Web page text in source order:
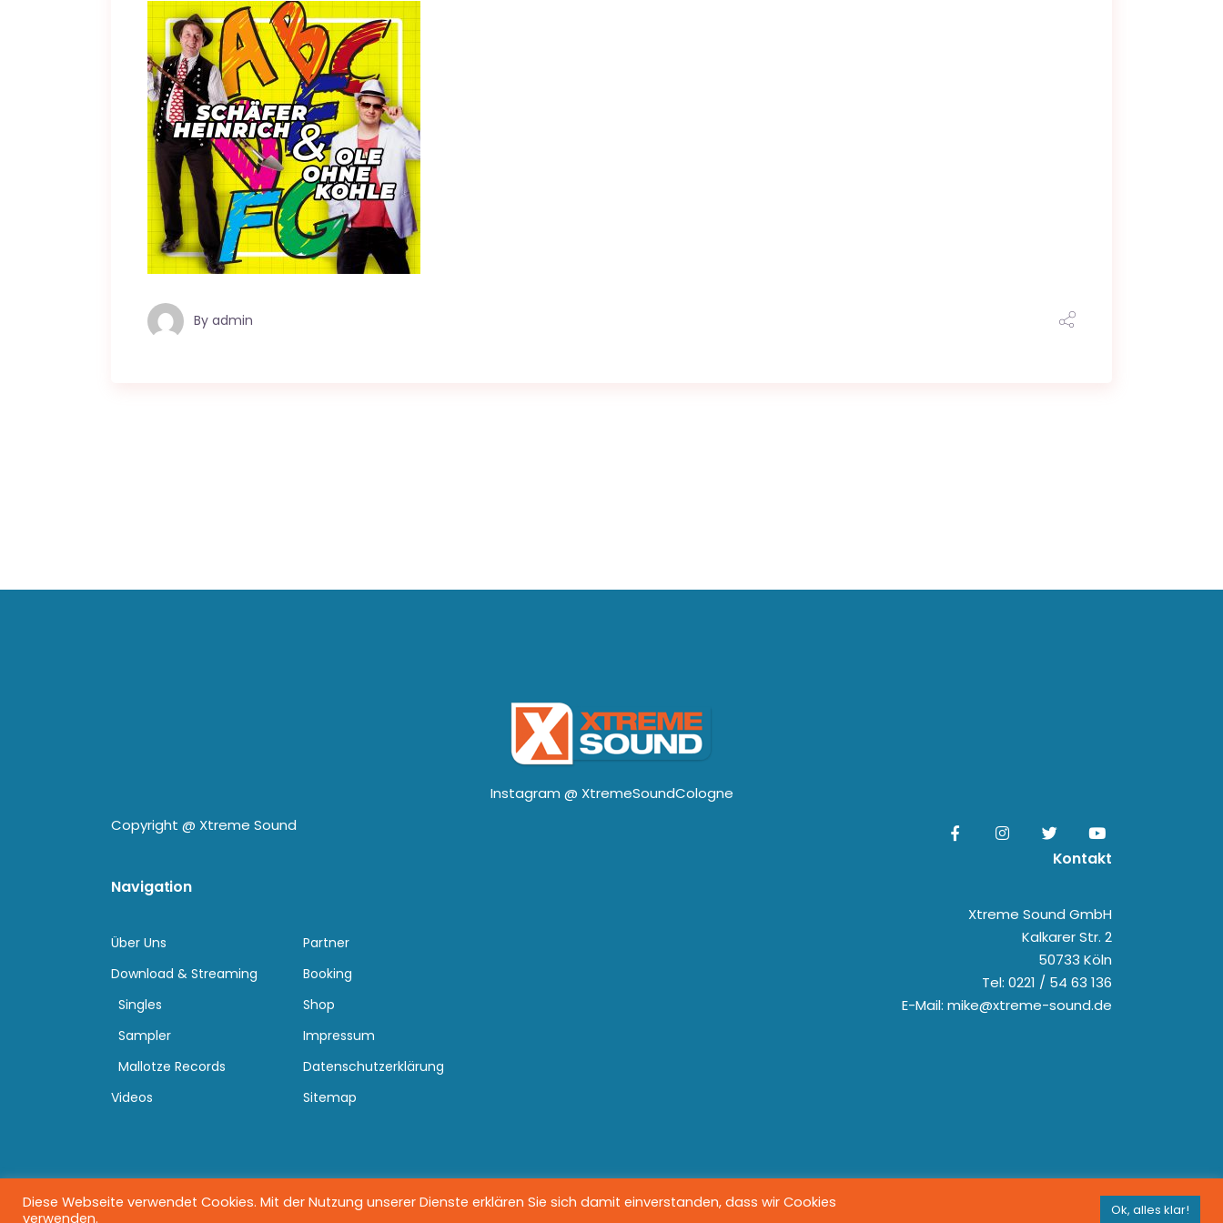
By admin
Instagram @ XtremeSoundCologne
Copyright @ Xtreme Sound
Navigation
Über Uns
Download & Streaming
Singles
Sampler
Mallotze Records
Videos
Partner
Booking
Shop
Impressum
Datenschutzerklärung
Sitemap
Kontakt
Xtreme Sound GmbH
Kalkarer Str. 2
50733 Köln
Tel: 0221 / 54 63 136
E-Mail: mike@xtreme-sound.de
Diese Webseite verwendet Cookies. Mit der Nutzung unserer Dienste erklären Sie sich damit einverstanden, dass wir Cookies
verwenden.
Ok, alles klar!